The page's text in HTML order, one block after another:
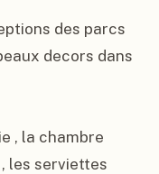
des parcs
decors dans
, la chambre
les serviettes